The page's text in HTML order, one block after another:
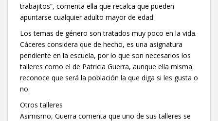
trabajitos”, comenta ella que recalca que pueden
apuntarse cualquier adulto mayor de edad.
Los temas de género son tratados muy poco en la vida.
Cáceres considera que de hecho, es una asignatura
pendiente en la escuela, por lo que son necesarios los
talleres como el de Patricia Guerra, aunque ella misma
reconoce que será la población la que diga si les gusta o
no.
Otros talleres
Asimismo, Guerra comenta que uno de sus talleres se